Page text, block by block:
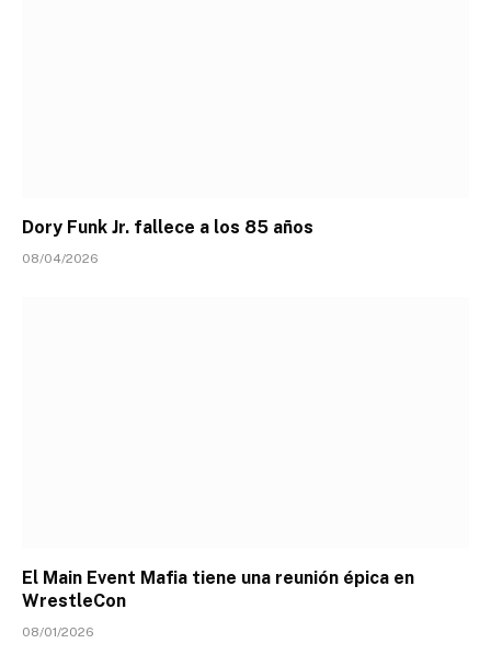
Dory Funk Jr. fallece a los 85 años
08/04/2026
El Main Event Mafia tiene una reunión épica en
WrestleCon
08/01/2026